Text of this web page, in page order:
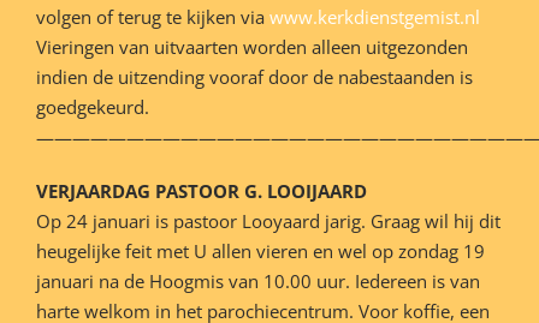
volgen of terug te kijken via www.kerkdienstgemist.nl
Vieringen van uitvaarten worden alleen uitgezonden
indien de uitzending vooraf door de nabestaanden is
goedgekeurd.
VERJAARDAG PASTOOR G. LOOIJAARD
Op 24 januari is pastoor Looyaard jarig. Graag wil hij dit
heugelijke feit met U allen vieren en wel op zondag 19
januari na de Hoogmis van 10.00 uur. Iedereen is van
harte welkom in het parochiecentrum. Voor koffie, een